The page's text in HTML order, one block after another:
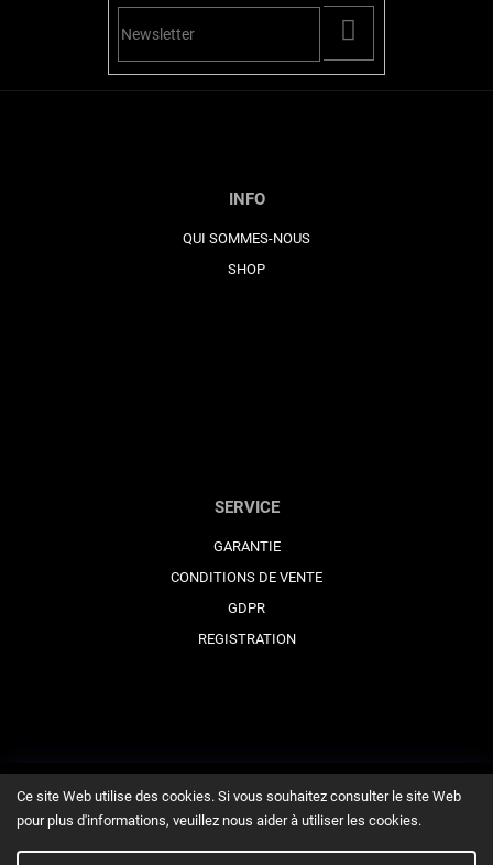
Ce site Web utilise des cookies. Si vous souhaitez consulter le site Web
pour plus d'informations, veuillez nous aider à utiliser les cookies.
SE
INFO
QUI SOMMES-NOUS
SHOP
SERVICE
GARANTIE
CONDITIONS DE VENTE
GDPR
REGISTRATION